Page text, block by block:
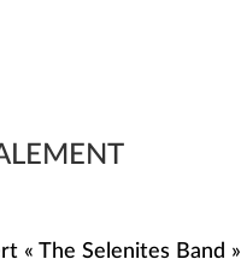
« The Selenites Band »